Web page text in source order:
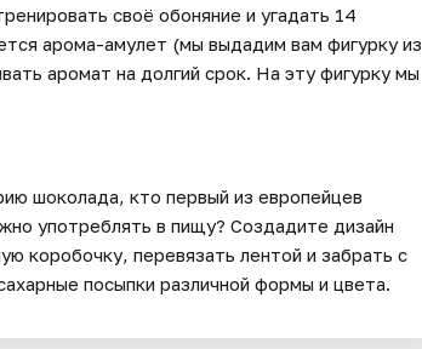
своё обоняние и угадать 14
арома-амулет (мы выдадим вам фигурку из
аромат на долгий срок. На эту фигурку мы
шоколада, кто первый из европейцев
употреблять в пищу? Создадите дизайн
коробочку, перевязать лентой и забрать с
посыпки различной формы и цвета.